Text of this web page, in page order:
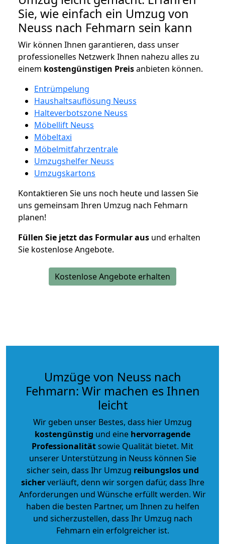
Sie, wie einfach ein Umzug von
Neuss nach Fehmarn sein kann
Wir können Ihnen garantieren, dass unser
professionelles Netzwerk Ihnen nahezu alles zu
einem kostengünstigen Preisanbieten können.
Entrümpelung
Haushaltsauflösung Neuss
Halteverbotszone Neuss
Möbellift Neuss
Möbeltaxi
Möbelmitfahrzentrale
Umzugshelfer Neuss
Umzugskartons
Kontaktieren Sie uns noch heute und lassen Sie
uns gemeinsam Ihren Umzug nach Fehmarn
planen!
Füllen Sie jetzt das Formular aus und erhalten
Sie kostenlose Angebote.
Kostenlose Angebote erhalten
Umzüge von Neuss nach
Fehmarn: Wir machen es Ihnen
leicht
Wir geben unser Bestes, dass hier Umzug
kostengünstig und eine hervorragende
Professionalitätsowie Qualität bietet. Mit
unserer Unterstützung in Neuss können Sie
sicher sein, dass Ihr Umzug reibungslos und
sicherverläuft, denn wir sorgen dafür, dass Ihre
Anforderungen und Wünsche erfüllt werden. Wir
haben die besten Partner, um Ihnen zu helfen
und sicherzustellen, dass Ihr Umzug nach
Fehmarn ein erfolgreicher ist.